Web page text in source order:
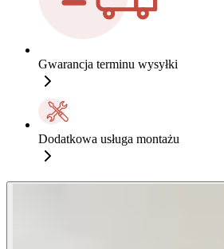
Gwarancja terminu wysyłki
Dodatkowa usługa montażu